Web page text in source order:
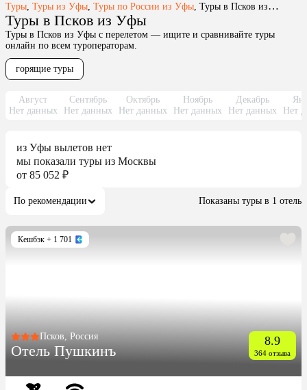
Туры Туры из Уфы Туры по России из Уфы Туры в Псков из Уфы
Туры в Псков из Уфы
Туры в Псков из Уфы с перелетом — ищите и сравнивайте туры
онлайн по всем туроператорам.
горящие туры
Август
Нет данных
Сентябрь
Нет данных
Октябрь
Нет данных
Ноябрь
Нет данных
Декабрь
Нет данных
Нет
из Уфы вылетов нет
мы показали туры из Москвы
от 85 052 ₽
По рекомендации Показаны туры в 1 отель
Кешбэк + 1 701
Псков, Россия
Отель Пушкинъ
8.9
364 отзыва